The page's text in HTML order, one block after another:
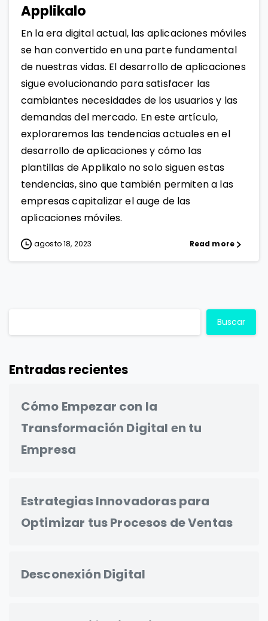
Applikalo
En la era digital actual, las aplicaciones móviles
se han convertido en una parte fundamental
de nuestras vidas. El desarrollo de aplicaciones
sigue evolucionando para satisfacer las
cambiantes necesidades de los usuarios y las
demandas del mercado. En este artículo,
exploraremos las tendencias actuales en el
desarrollo de aplicaciones y cómo las
plantillas de Applikalo no solo siguen estas
tendencias, sino que también permiten a las
empresas capitalizar el auge de las
aplicaciones móviles.
agosto 18, 2023 Read more
Buscar
Entradas recientes
Cómo Empezar con la
Transformación Digital en tu
Empresa
Estrategias Innovadoras para
Optimizar tus Procesos de Ventas
Desconexión Digital